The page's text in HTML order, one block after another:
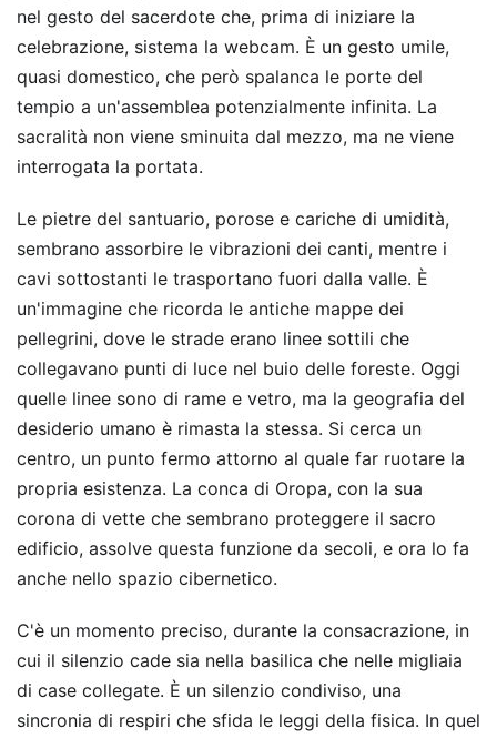
nel gesto del sacerdote che, prima di iniziare la
celebrazione, sistema la webcam. È un gesto umile,
quasi domestico, che però spalanca le porte del
tempio a un'assemblea potenzialmente infinita. La
sacralità non viene sminuita dal mezzo, ma ne viene
interrogata la portata.
Le pietre del santuario, porose e cariche di umidità,
sembrano assorbire le vibrazioni dei canti, mentre i
cavi sottostanti le trasportano fuori dalla valle. È
un'immagine che ricorda le antiche mappe dei
pellegrini, dove le strade erano linee sottili che
collegavano punti di luce nel buio delle foreste. Oggi
quelle linee sono di rame e vetro, ma la geografia del
desiderio umano è rimasta la stessa. Si cerca un
centro, un punto fermo attorno al quale far ruotare la
propria esistenza. La conca di Oropa, con la sua
corona di vette che sembrano proteggere il sacro
edificio, assolve questa funzione da secoli, e ora lo fa
anche nello spazio cibernetico.
C'è un momento preciso, durante la consacrazione, in
cui il silenzio cade sia nella basilica che nelle migliaia
di case collegate. È un silenzio condiviso, una
sincronia di respiri che sfida le leggi della fisica. In quel